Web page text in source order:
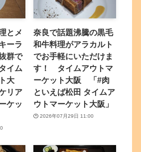
とメ
ーラ
群で
イム
大
リア
ケッ
奈良で話題沸騰の黒毛
和牛料理がアラカルト
でお手軽にいただけま
す！ タイムアウトマ
ーケット大阪 「#肉
といえば松田 タイムア
ウトマーケット大阪」
2026年07月29日 11:00